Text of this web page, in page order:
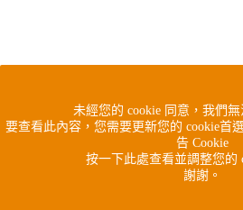
未經您的 cookie 同意，我們無
要查看此內容，您需要更新您的 cookie首
告 Cookie
按一下此處查看並調整您的
謝謝。